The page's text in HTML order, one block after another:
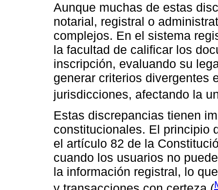
Aunque muchas de estas
notarial, registral o
complejos. En el sistema
la facultad de calificar los
inscripción, evaluando su
generar criterios divergentes
jurisdicciones, afectando la
Estas discrepancias tienen
constitucionales. El principio
el artículo 82 de la
cuando los usuarios no
la información registral, lo